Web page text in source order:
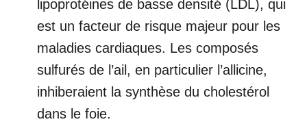
lipoprotéines de basse densité (LDL), qui
est un facteur de risque majeur pour les
maladies cardiaques. Les composés
sulfurés de l’ail, en particulier l’allicine,
inhiberaient la synthèse du cholestérol
dans le foie.